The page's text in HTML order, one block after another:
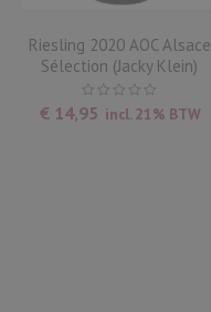
Riesling 2020 AOC Alsace
Sélection (Jacky Klein)
€ 14,95 incl. 21% BTW